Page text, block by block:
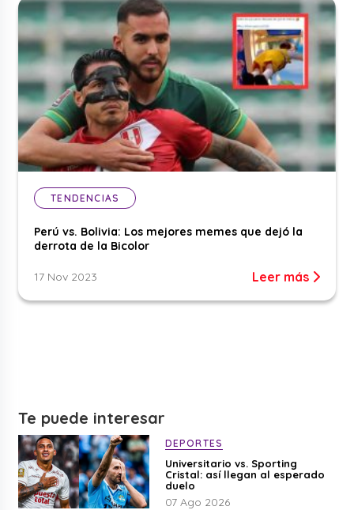
TENDENCIAS
Perú vs. Bolivia: Los mejores memes que dejó la
derrota de la Bicolor
17 Nov 2023 Leer más
Te puede interesar
DEPORTES
Universitario vs. Sporting
Cristal: así llegan al esperado
duelo
07 Ago 2026